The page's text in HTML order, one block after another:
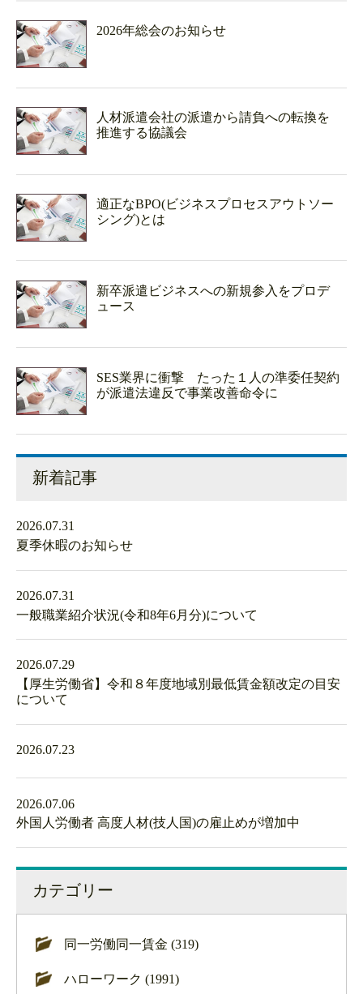
2026年総会のお知らせ
人材派遣会社の派遣から請負への転換を
推進する協議会
適正なBPO(ビジネスプロセスアウトソー
シング)とは
新卒派遣ビジネスへの新規参入をプロデ
ュース
SES業界に衝撃 たった１人の準委任契約
が派遣法違反で事業改善命令に
新着記事
2026.07.31
夏季休暇のお知らせ
2026.07.31
一般職業紹介状況(令和8年6月分)について
2026.07.29
【厚生労働省】令和８年度地域別最低賃金額改定の目安
について
2026.07.23
2026.07.06
外国人労働者 高度人材(技人国)の雇止めが増加中
カテゴリー
同一労働同一賃金 (319)
ハローワーク (1991)